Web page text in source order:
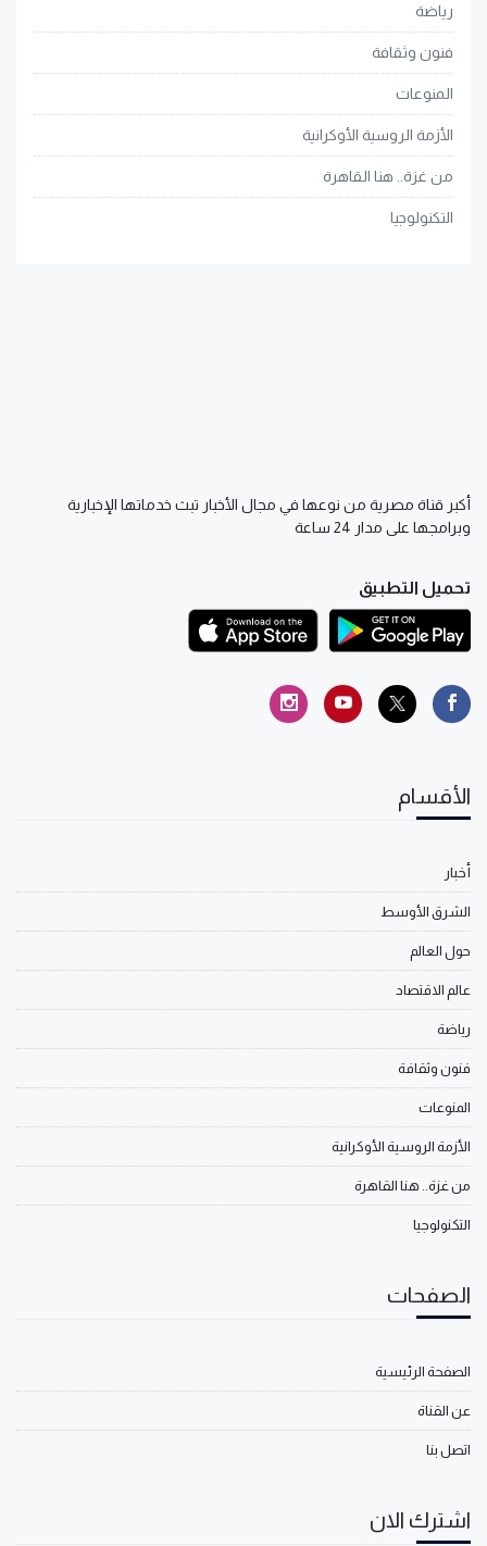
رياضة
فنون وثقافة
المنوعات
الأزمة الروسية الأوكرانية
من غزة.. هنا القاهرة
التكنولوجيا
أكبر قناة مصرية من نوعها في مجال الأخبار تبث خدماتها الإخبارية
وبرامجها على مدار 24 ساعة
تحميل التطبيق
الأقسام
أخبار
الشرق الأوسط
حول العالم
عالم الاقتصاد
رياضة
فنون وثقافة
المنوعات
الأزمة الروسية الأوكرانية
من غزة.. هنا القاهرة
التكنولوجيا
الصفحات
الصفحة الرئيسية
عن القناة
اتصل بنا
اشترك الان